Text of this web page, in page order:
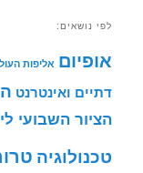
לפי נושאים:
אופיום אליפות
דתיים ואינטרנט
הציור השבועי
טכנולוגיה